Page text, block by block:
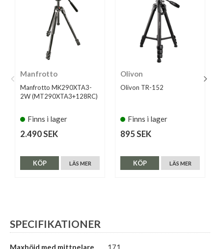
Manfrotto
Manfrotto MK290XTA3-
2W (MT290XTA3+128RC)
Finns i lager
2.490 SEK
LÄS MER
KÖP
Olivon
Olivon TR-152
Finns i lager
895 SEK
LÄS MER
KÖP
SPECIFIKATIONER
Maxhöjd med mittpelare 171